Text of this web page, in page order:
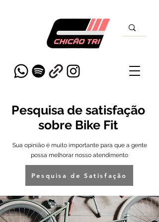
Pesquisa de satisfação
sobre Bike Fit
Sua opinião é muito importante para que a gente
possa melhorar nosso atendimento
Pesquisa de Satisfação